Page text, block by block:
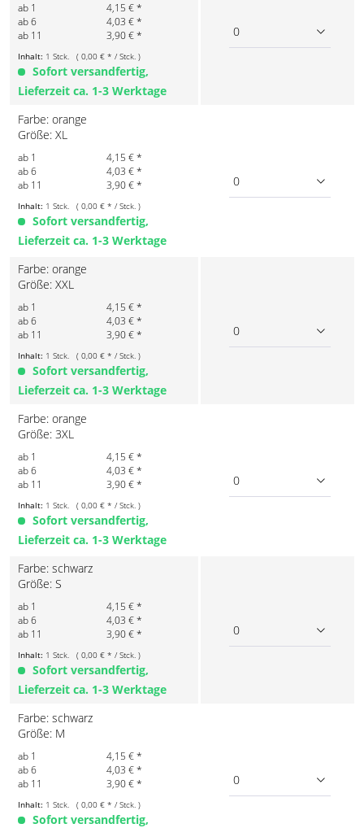
ab 1
4,15 € *
ab 6
4,03 € *
ab 11
3,90 € *
Inhalt: 1 Stck. ( 0,00 € * / Stck. )
Sofort versandfertig,
Lieferzeit ca. 1-3 Werktage
0
Farbe: orange
Größe: XL
ab 1
4,15 € *
ab 6
4,03 € *
ab 11
3,90 € *
Inhalt: 1 Stck. ( 0,00 € * / Stck. )
Sofort versandfertig,
Lieferzeit ca. 1-3 Werktage
0
Farbe: orange
Größe: XXL
ab 1
4,15 € *
ab 6
4,03 € *
ab 11
3,90 € *
Inhalt: 1 Stck. ( 0,00 € * / Stck. )
Sofort versandfertig,
Lieferzeit ca. 1-3 Werktage
0
Farbe: orange
Größe: 3XL
ab 1
4,15 € *
ab 6
4,03 € *
ab 11
3,90 € *
Inhalt: 1 Stck. ( 0,00 € * / Stck. )
Sofort versandfertig,
Lieferzeit ca. 1-3 Werktage
0
Farbe: schwarz
Größe: S
ab 1
4,15 € *
ab 6
4,03 € *
ab 11
3,90 € *
Inhalt: 1 Stck. ( 0,00 € * / Stck. )
Sofort versandfertig,
Lieferzeit ca. 1-3 Werktage
0
Farbe: schwarz
Größe: M
ab 1
4,15 € *
ab 6
4,03 € *
ab 11
3,90 € *
Inhalt: 1 Stck. ( 0,00 € * / Stck. )
Sofort versandfertig,
0